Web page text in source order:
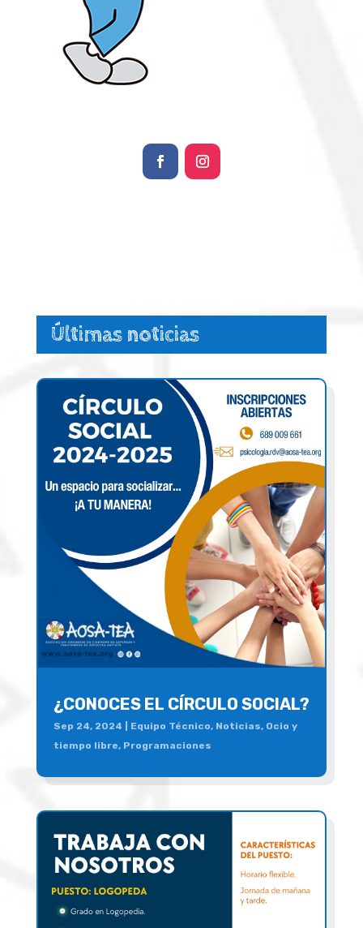
Últimas noticias
¿CONOCES EL CÍRCULO SOCIAL?
Sep 24, 2024 Equipo Técnico, Noticias, Ocio y
tiempo libre, Programaciones